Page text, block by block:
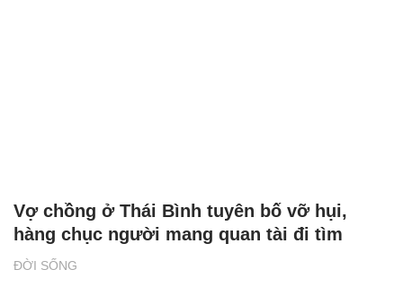
ĐỜI SỐNG
Vợ chồng ở Thái Bình tuyên bố vỡ hụi,
hàng chục người mang quan tài đi tìm